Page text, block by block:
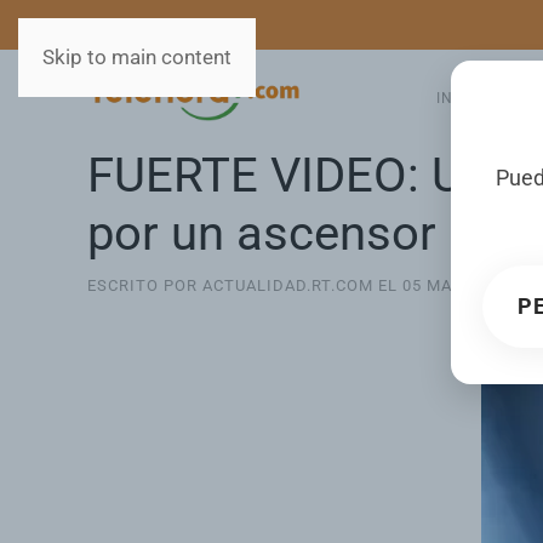
Skip to main content
INICIO
FUERTE VIDEO:
por un ascensor
ESCRITO POR ACTUALIDAD.RT.COM EL 05 MARZO 2026